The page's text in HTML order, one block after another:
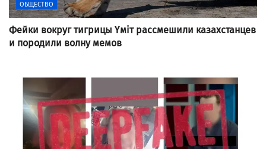
ОБЩЕСТВО
Фейки вокруг тигрицы Үміт рассмешили казахстанцев
и породили волну мемов